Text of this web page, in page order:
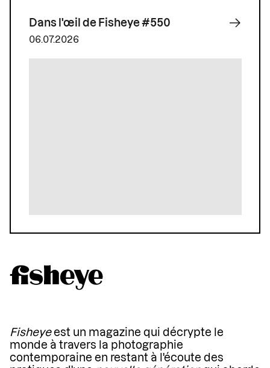
Dans l'œil de Fisheye #550
06.07.2026
Fisheyeest un magazine qui décrypte le
monde à travers la photographie
contemporaine en restant à l'écoute des